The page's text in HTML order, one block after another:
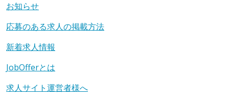
お知らせ
応募のある求人の掲載方法
新着求人情報
JobOfferとは
求人サイト運営者様へ